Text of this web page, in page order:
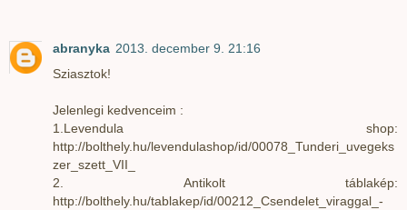
abranyka 2013. december 9. 21:16
Sziasztok!
Jelenlegi kedvenceim :
1.Levendula shop:
http://bolthely.hu/levendulashop/id/00078_Tunderi_uvegeks
zer_szett_VII_
2. Antikolt táblakép:
http://bolthely.hu/tablakep/id/00212_Csendelet_viraggal_-